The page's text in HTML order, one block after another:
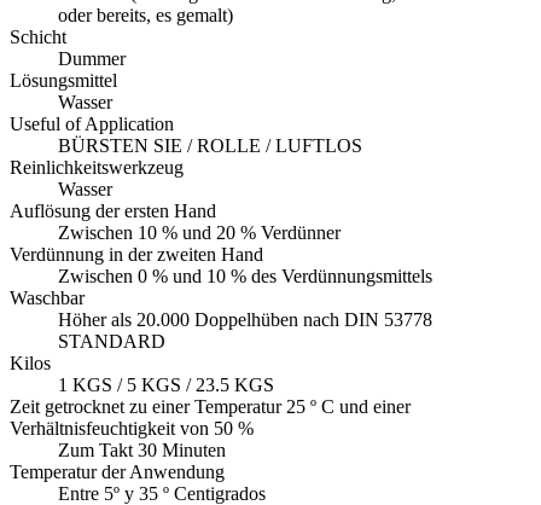
oder bereits, es gemalt)
Schicht
Dummer
Lösungsmittel
Wasser
Useful of Application
BÜRSTEN SIE / ROLLE / LUFTLOS
Reinlichkeitswerkzeug
Wasser
Auflösung der ersten Hand
Zwischen 10 % und 20 % Verdünner
Verdünnung in der zweiten Hand
Zwischen 0 % und 10 % des Verdünnungsmittels
Waschbar
Höher als 20.000 Doppelhüben nach DIN 53778
STANDARD
Kilos
1 KGS / 5 KGS / 23.5 KGS
Zeit getrocknet zu einer Temperatur 25 º C und einer
Verhältnisfeuchtigkeit von 50 %
Zum Takt 30 Minuten
Temperatur der Anwendung
Entre 5º y 35 º Centigrados